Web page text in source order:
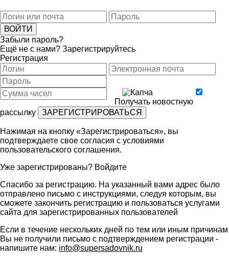
Забыли пароль?
Ещё не с нами? Зарегистрируйтесь
Регистрация
Получать новостную
рассылку
Нажимая на кнопку «Зарегистрироваться», вы
подтверждаете свое согласия с условиями
пользовательского соглашения.
Уже зарегистрированы? Войдите
Спасибо за регистрацию. На указанный вами адрес было
отправлено письмо с инструкциями, следуя которым, вы
сможете закончить регистрацию и пользоваться услугами
сайта для зарегистрированных пользователей
Если в течение нескольких дней по тем или иным причинам
Вы не получили письмо с подтверждением регистрации -
напишите нам: info@supersadovnik.ru